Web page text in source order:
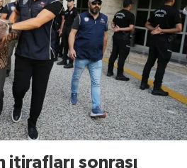
itirafları sonrası